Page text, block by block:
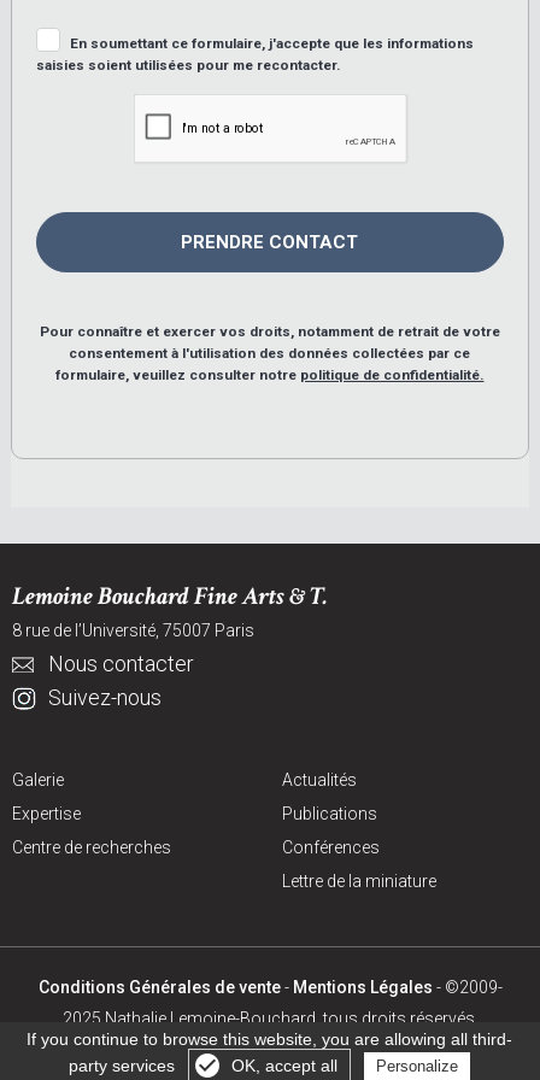
En soumettant ce formulaire, j'accepte que les informations
saisies soient utilisées pour me recontacter.
Pour connaître et exercer vos droits, notamment de retrait de votre
consentement à l'utilisation des données collectées par ce
formulaire, veuillez consulter notre politique de confidentialité.
Lemoine Bouchard Fine Arts & T.
8 rue de l’Université, 75007 Paris
Nous contacter
Suivez-nous
Galerie
Expertise
Centre de recherches
Actualités
Publications
Conférences
Lettre de la miniature
Conditions Générales de vente- Mentions Légales - ©2009-
2025 Nathalie Lemoine-Bouchard, tous droits réservés.
Création site internet:Agence digitale :Netskiss
Gérer les cookies
If you continue to browse this website, you are allowing all third-
party services
OK, accept all Personalize